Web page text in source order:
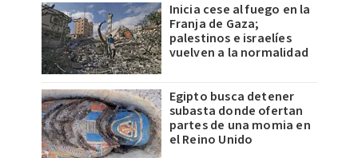
Inicia cese al fuego en la
Franja de Gaza;
palestinos e israelíes
vuelven a la normalidad
Egipto busca detener
subasta donde ofertan
partes de una momia en
el Reino Unido